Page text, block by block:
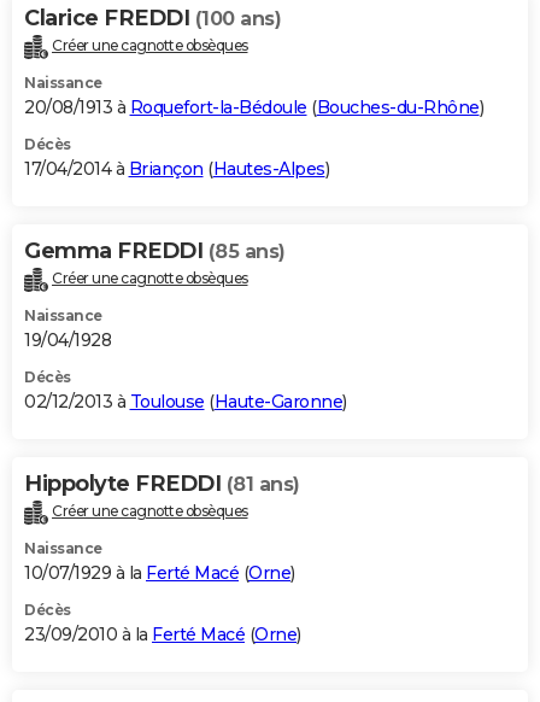
Clarice FREDDI (100 ans)
Créer une cagnotte obsèques
Naissance
20/08/1913 à Roquefort-la-Bédoule (Bouches-du-Rhône)
Décès
17/04/2014 à Briançon (Hautes-Alpes)
Gemma FREDDI (85 ans)
Créer une cagnotte obsèques
Naissance
19/04/1928
Décès
02/12/2013 à Toulouse (Haute-Garonne)
Hippolyte FREDDI (81 ans)
Créer une cagnotte obsèques
Naissance
10/07/1929 à la Ferté Macé (Orne)
Décès
23/09/2010 à la Ferté Macé (Orne)